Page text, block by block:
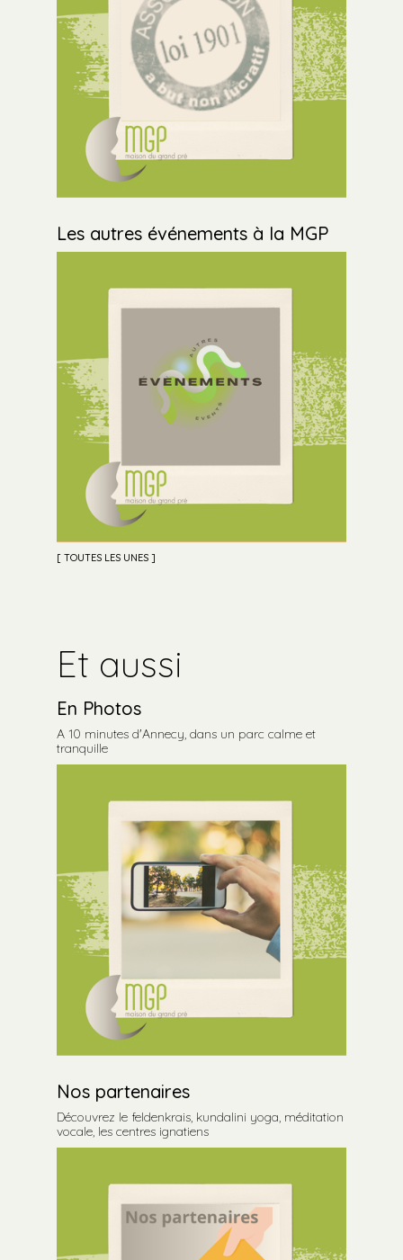
Les autres événements à la MGP
TOUTES LES UNES
Et aussi
En Photos
A 10 minutes d'Annecy, dans un parc calme et
tranquille
Nos partenaires
Découvrez le feldenkrais, kundalini yoga, méditation
vocale, les centres ignatiens